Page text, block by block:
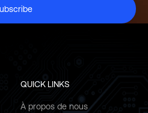
QUICK LINKS
À propos de nous